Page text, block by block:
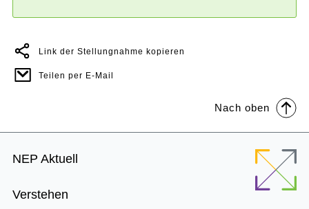
Link der Stellungnahme kopieren
Teilen per E-Mail
Nach oben
Footer
NEP Aktuell
Verstehen